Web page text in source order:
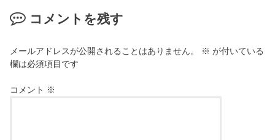
コメントを残す
メールアドレスが公開されることはありません。 ※ が付いている
欄は必須項目です
コメント ※